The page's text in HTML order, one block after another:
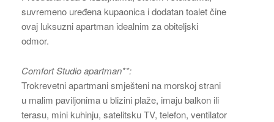
suvremeno uređena kupaonica i dodatan toalet čine
ovaj luksuzni apartman idealnim za obiteljski
odmor.
Comfort Studio apartman**:
Trokrevetni apartmani smješteni na morskoj strani
u malim paviljonima u blizini plaže, imaju balkon ili
terasu, mini kuhinju, satelitsku TV, telefon, ventilator